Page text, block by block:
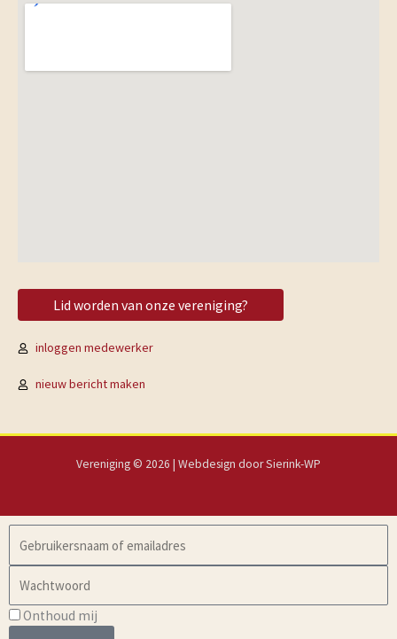
Lid worden van onze vereniging?
inloggen medewerker
nieuw bericht maken
Vereniging © 2026 | Webdesign doorSierink-WP
Address
Onthoud mij